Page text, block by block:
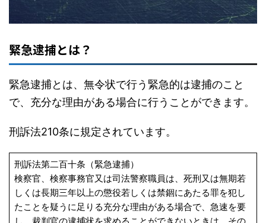
緊急逮捕とは？
緊急逮捕とは、無令状で行う緊急的は逮捕のこと
で、充分な理由がある場合に行うことができます。
刑訴法210条に規定されています。
刑訴法第二百十条（緊急逮捕）
検察官、検察事務官又は司法警察職員は、死刑又は無期若
しくは長期三年以上の懲役若しくは禁錮にあたる罪を犯し
たことを疑うに足りる充分な理由がある場合で、急速を要